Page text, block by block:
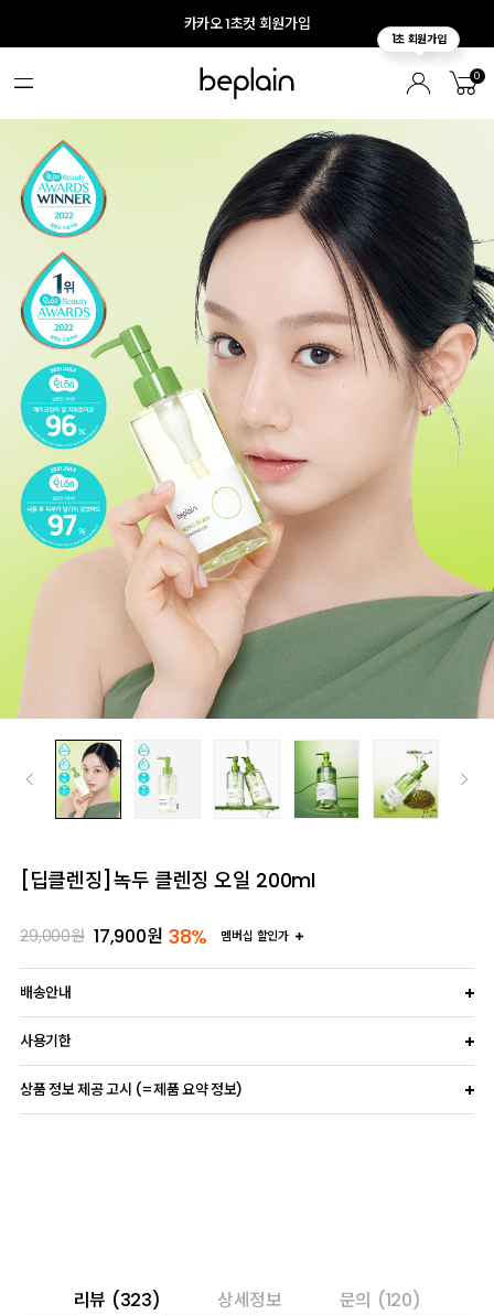
카카오 1초컷 회원가입
0
[딥클렌징]녹두 클렌징 오일 200ml
29,000원 17,900원 38% 멤버십 할인가
배송안내
사용기한
상품 정보 제공 고시 (=제품 요약 정보)
리뷰 (323) 상세정보 문의 (120)